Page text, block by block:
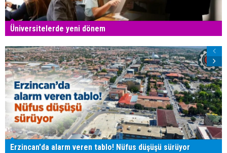
Üniversitelerde yeni dönem
Erzincan'da alarm veren tablo! Nüfus düşüşü sürüyor